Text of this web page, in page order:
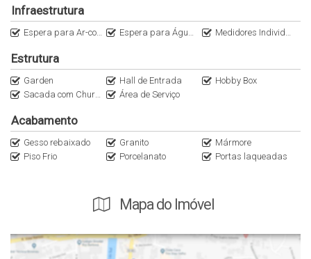
Infraestrutura
Espera para Ar-condicionado Split Espera para Água Quente Medidores Individuais
Estrutura
Garden Hall de Entrada
Hobby Box
Sacada com Churrasqueira a Carvão
Área de Serviço
Acabamento
Gesso rebaixado Granito
Mármore
Piso Frio
Porcelanato Portas laqueadas
Mapa do Imóvel